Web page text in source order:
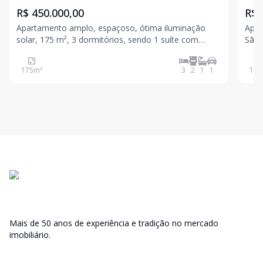
R$ 450.000,00
Apartamento amplo, espaçoso, ótima iluminação
solar, 175 m², 3 dormitórios, sendo 1 suíte com
de estar e jantar integradas, cozinha, área de serviço,
3 sacadas sendo 1com churrasqueira e 1 vaga de
175m² 3 2 1 1
R$
São
109
Mais de 50 anos de experiência e tradição no mercado
imobiliário.